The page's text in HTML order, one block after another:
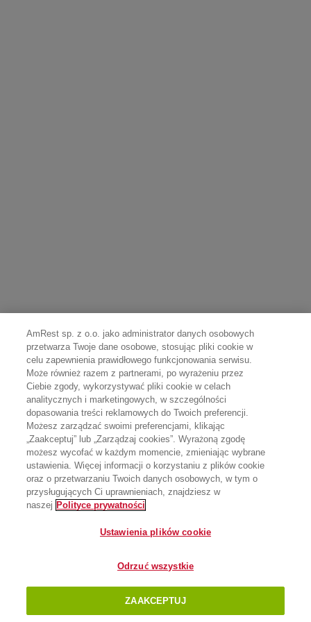
AmRest sp. z o.o. jako administrator danych osobowych
przetwarza Twoje dane osobowe, stosując pliki cookie w
celu zapewnienia prawidłowego funkcjonowania serwisu.
Może również razem z partnerami, po wyrażeniu przez
Ciebie zgody, wykorzystywać pliki cookie w celach
analitycznych i marketingowych, w szczególności
dopasowania treści reklamowych do Twoich preferencji.
Możesz zarządzać swoimi preferencjami, klikając
„Zaakceptuj” lub „Zarządzaj cookies”. Wyrażoną zgodę
możesz wycofać w każdym momencie, zmieniając wybrane
ustawienia. Więcej informacji o korzystaniu z plików cookie
oraz o przetwarzaniu Twoich danych osobowych, w tym o
przysługujących Ci uprawnieniach, znajdziesz w
naszej Polityce prywatności
Ustawienia plików cookie
Odrzuć wszystkie
ZAAKCEPTUJ